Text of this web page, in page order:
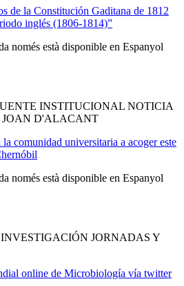
de la Constitución Gaditana de 1812
inglés (1806-1814)”
només està disponible en Espanyol
INSTITUCIONAL NOTICIA
JOAN D'ALACANT
comunidad universitaria a acoger este
només està disponible en Espanyol
JORNADAS Y
online de Microbiología vía twitter